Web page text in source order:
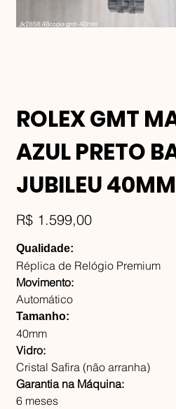
ROLEX GMT
AZUL PRETO
JUBILEU 40MM
Preço
R$ 1.599,00
Qualidade:
Réplica de Relógio Premium
Movimento:
Automático
Tamanho:
40mm
Vidro:
Cristal Safira (não arranha)
Garantia na Máquina:
6 meses